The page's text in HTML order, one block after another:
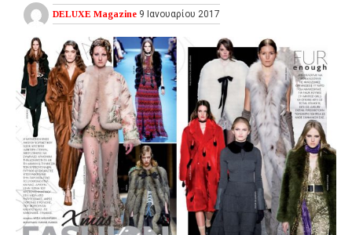
DELUXE Magazine 9 Ιανουαρίου 2017